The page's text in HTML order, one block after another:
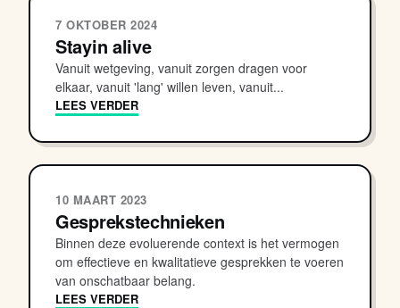
7 OKTOBER 2024
Stayin alive
Vanuit wetgeving, vanuit zorgen dragen voor
elkaar, vanuit 'lang' willen leven, vanuit...
LEES VERDER
10 MAART 2023
Gesprekstechnieken
Binnen deze evoluerende context is het vermogen
om effectieve en kwalitatieve gesprekken te voeren
van onschatbaar belang.
LEES VERDER